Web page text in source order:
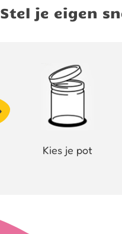
Stel je eigen
Kies je pot